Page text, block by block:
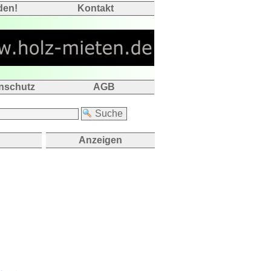
Kontakt
AGB
Anzeigen